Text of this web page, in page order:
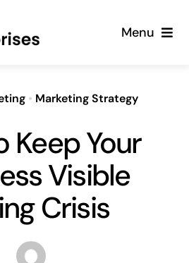
Menu
Services
Contact
• Marketing Strategy
Keep Your
Visible
Crisis